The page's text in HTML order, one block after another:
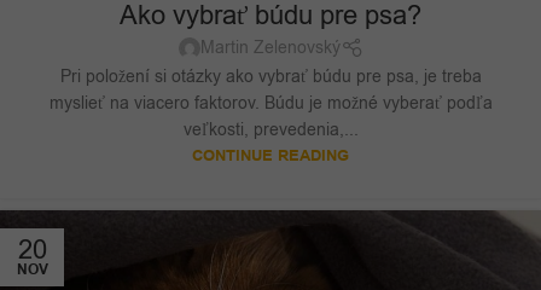
Ako vybrať búdu pre psa?
Martin Zelenovský
Pri položení si otázky ako vybrať búdu pre psa, je treba
myslieť na viacero faktorov. Búdu je možné vyberať podľa
veľkosti, prevedenia,...
CONTINUE READING
20
NOV